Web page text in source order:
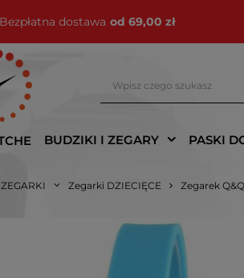
Bezpłatna dostawa od 69,00 zł
BUDZIKI I ZEGARY PASKI
ZEGARKI Zegarki DZIECIĘCE Zegarek